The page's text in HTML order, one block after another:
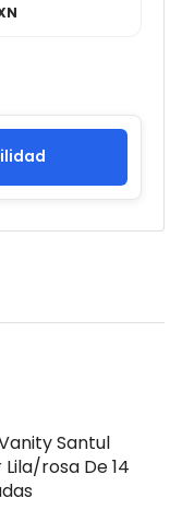
Santul
rosa De 14